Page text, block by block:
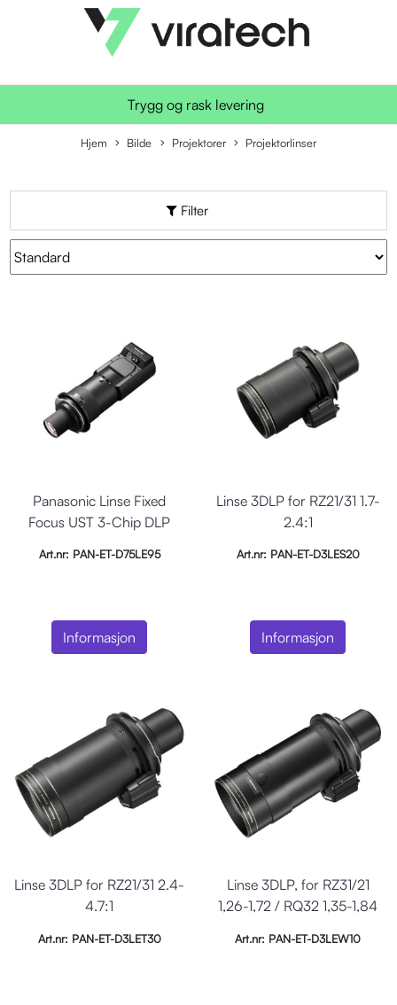
Trygg og rask levering
Hjem Bilde Projektorer Projektorlinser
Filter
Panasonic Linse Fixed
Focus UST 3-Chip DLP
Art.nr: PAN-ET-D75LE95
Informasjon
Linse 3DLP for RZ21/31 1.7-
2.4:1
Art.nr: PAN-ET-D3LES20
Informasjon
Linse 3DLP for RZ21/31 2.4-
4.7:1
Art.nr: PAN-ET-D3LET30
Linse 3DLP, for RZ31/21
1,26-1,72 / RQ32 1,35-1,84
Art.nr: PAN-ET-D3LEW10